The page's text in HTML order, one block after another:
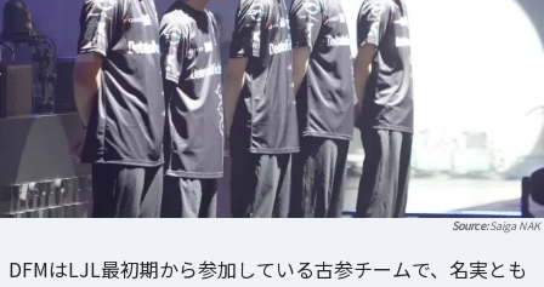
Saiga NAK
DFMはLJL最初期から参加している古参チームで、名実とも